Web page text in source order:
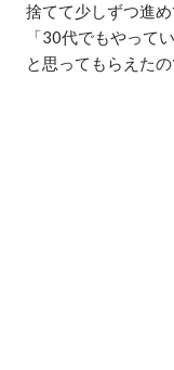
捨てて少しずつ進
「30代でもやって
と思ってもらえた